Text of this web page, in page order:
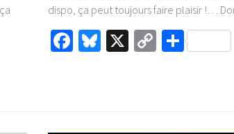
dispo, ça peut toujours faire plaisir !…
Facebook
Bluesky
X
Copy